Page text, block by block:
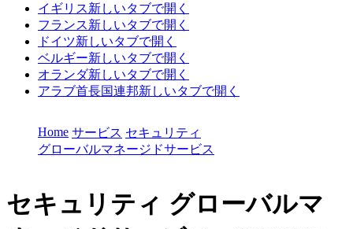
イギリス新しいタブで開く
フランス新しいタブで開く
ドイツ新しいタブで開く
ベルギー新しいタブで開く
オランダ新しいタブで開く
アラブ首長国連邦新しいタブで開く
Home サービス セキュリティ
グローバルマネージドサービス
セキュリティ グローバルマ